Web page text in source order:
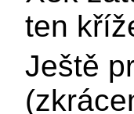
ten
Ještě